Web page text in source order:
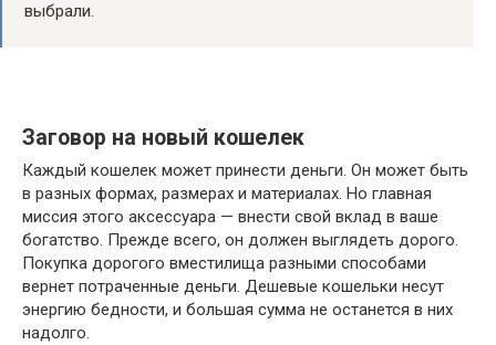
выбрали.
Заговор на новый кошелек
Каждый кошелек может принести деньги. Он может быть
в разных формах, размерах и материалах. Но главная
миссия этого аксессуара — внести свой вклад в ваше
богатство. Прежде всего, он должен выглядеть дорого.
Покупка дорогого вместилища разными способами
вернет потраченные деньги. Дешевые кошельки несут
энергию бедности, и большая сумма не останется в них
надолго.